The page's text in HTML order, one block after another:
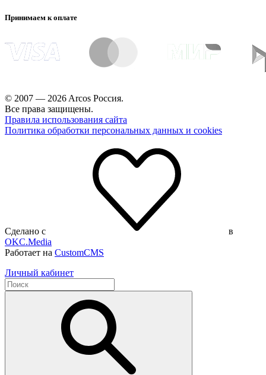
Принимаем к оплате
© 2007 — 2026 Arcos Россия.
Все права защищены.
Правила использования сайта
Политика обработки персональных данных и cookies
Сделано с
в
OKC.Media
Работает на CustomCMS
Личный кабинет